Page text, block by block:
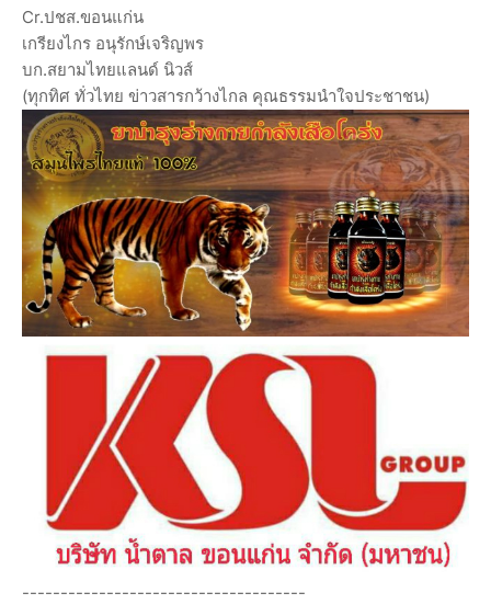
Cr.ปชส.ขอนแก่น
เกรียงไกร อนุรักษ์เจริญพร
บก.สยามไทยแลนด์ นิวส์
(ทุกทิศ ทั่วไทย ข่าวสารกว้างไกล คุณธรรมนำใจประชาชน)
-------------------------------------